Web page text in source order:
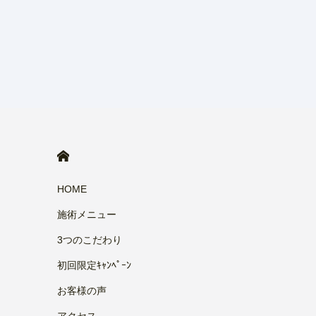
HOME
施術メニュー
3つのこだわり
初回限定ｷｬﾝﾍﾟｰﾝ
お客様の声